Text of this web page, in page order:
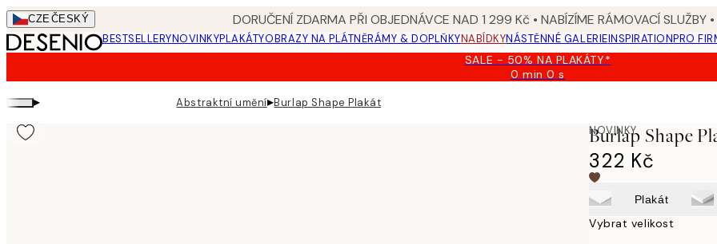
Skip
to
main
CZEČESKÝ DORUČENÍ ZDARMA PŘI OBJEDNÁVCE NAD 1 299 Kč • NABÍZÍME RÁMOVACÍ SLUŽBY
BESTSELLERYNOVINKYPLAKÁTYOBRAZY NA PLÁTNĚRÁMY & DOPLŇKYNABÍDKYNÁSTĚNNÉ GALERIEINSPIRATIONPRO
SALE - 50% NA PLAKÁTY*
0 min0 s
Platné
▸ Abstraktní umění▸Burlap Shape Plakát
NOVINKY
Burlap Shape
322 Kč
Plakát
Vybrat velikost